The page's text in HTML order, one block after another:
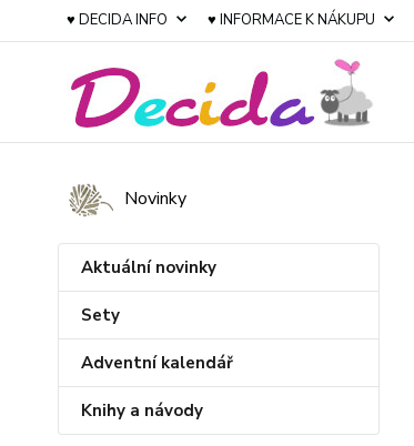
♥ DECIDA INFO ♥ INFORMACE K NÁKUPU
Novinky
Aktuální novinky
Sety
Adventní kalendář
Knihy a návody